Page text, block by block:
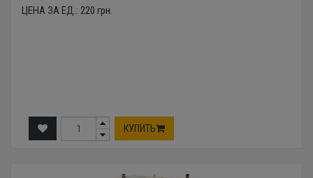
ЦЕНА ЗА ЕД.: 220 грн.
КУПИТЬ